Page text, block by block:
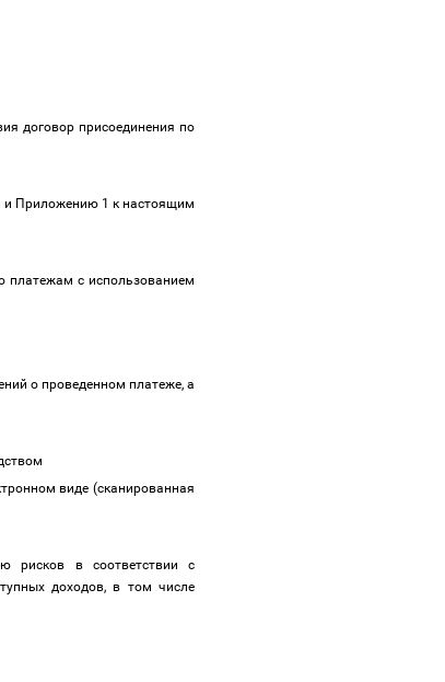
договор присоединения по
и Приложению 1 к настоящим
платежам с использованием
о проведенном платеже, а
виде (сканированная
рисков
в соответствии с
доходов, в том числе